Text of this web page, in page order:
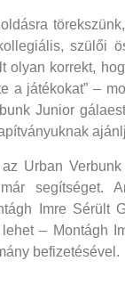
szülői
olyan korrekt,
a játékokat” –
Junior
Urban
segítséget.
Imre Sérült
– Montágh
befizetésével.